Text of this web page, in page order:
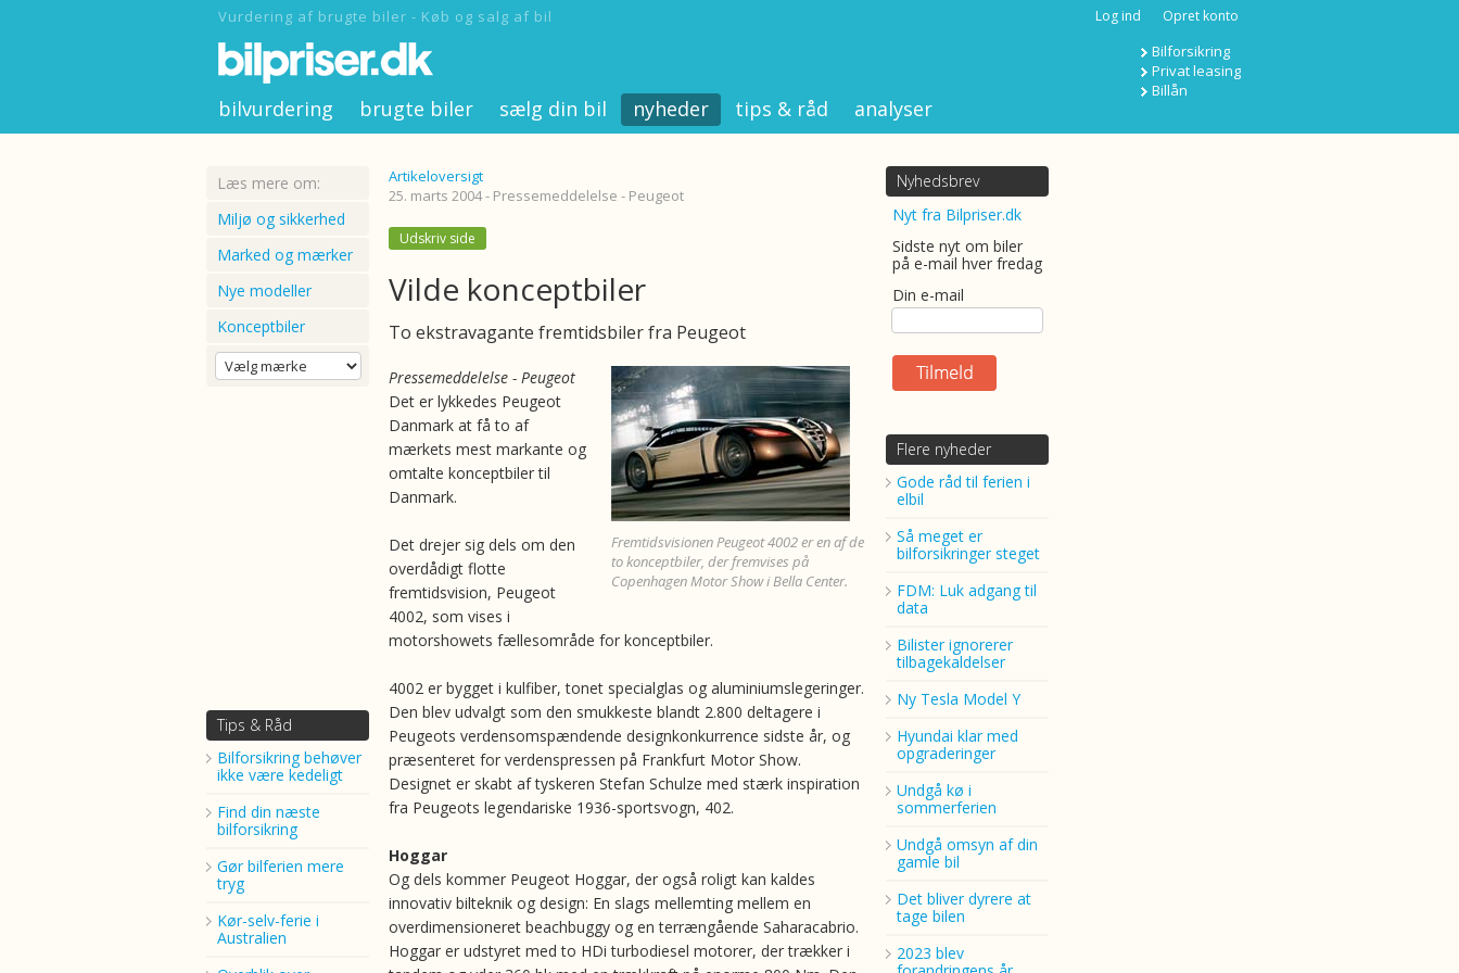
Vurdering af brugte biler - Køb og salg af bil Log ind Opret konto
Bilforsikring
Privat leasing
Billån
bilvurdering brugte biler sælg din bil nyheder tips & råd analyser
Læs mere om:
Miljø og sikkerhed
Marked og mærker
Nye modeller
Konceptbiler
Tips & Råd
Bilforsikring behøver
ikke være kedeligt
Find din næste
bilforsikring
Gør bilferien mere
tryg
Kør-selv-ferie i
Australien
Artikeloversigt
25. marts 2004 - Pressemeddelelse - Peugeot
Udskriv side
Vilde konceptbiler
To ekstravagante fremtidsbiler fra Peugeot
Fremtidsvisionen Peugeot 4002 er en af de
to konceptbiler, der fremvises på
Copenhagen Motor Show i Bella Center.
Pressemeddelelse - Peugeot
Det er lykkedes Peugeot
Danmark at få to af
mærkets mest markante og
omtalte konceptbiler til
Danmark.
Det drejer sig dels om den
overdådigt flotte
fremtidsvision, Peugeot
4002, som vises i
motorshowets fællesområde for konceptbiler.
4002 er bygget i kulfiber, tonet specialglas og aluminiumslegeringer.
Den blev udvalgt som den smukkeste blandt 2.800 deltagere i
Peugeots verdensomspændende designkonkurrence sidste år, og
præsenteret for verdenspressen på Frankfurt Motor Show.
Designet er skabt af tyskeren Stefan Schulze med stærk inspiration
fra Peugeots legendariske 1936-sportsvogn, 402.
Hoggar
Og dels kommer Peugeot Hoggar, der også roligt kan kaldes
innovativ bilteknik og design: En slags mellemting mellem en
overdimensioneret beachbuggy og en terrængående Saharacabrio.
Hoggar er udstyret med to HDi turbodiesel motorer, der trækker i
Nyhedsbrev
Nyt fra Bilpriser.dk
Sidste nyt om biler
på e-mail hver fredag
Din e-mail
Flere nyheder
Gode råd til ferien i
elbil
Så meget er
bilforsikringer steget
FDM: Luk adgang til
data
Bilister ignorerer
tilbagekaldelser
Ny Tesla Model Y
Hyundai klar med
opgraderinger
Undgå kø i
sommerferien
Undgå omsyn af din
gamle bil
Det bliver dyrere at
tage bilen
2023 blev